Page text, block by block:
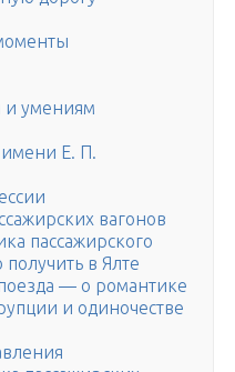
и умениям
Е. П.
вагонов
пассажирского
в Ялте
— о романтике
и одиночестве